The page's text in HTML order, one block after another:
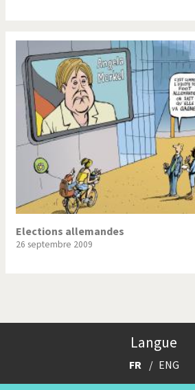
Elections allemandes
26 septembre 2009
Langue
FR ENG